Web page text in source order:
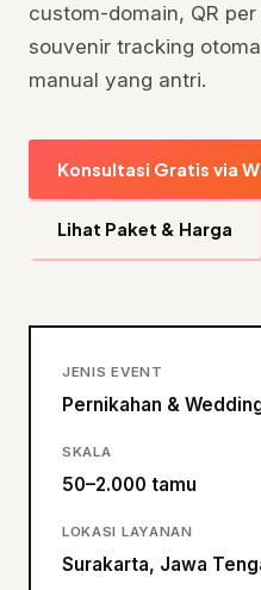
custom-domain, QR
souvenir tracking
manual yang antri.
Konsultasi Gratis via
Lihat Paket & Harga
JENIS EVENT
Pernikahan &
SKALA
50–2.000 tamu
LOKASI LAYANAN
Surakarta, Jawa